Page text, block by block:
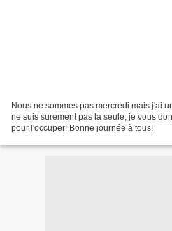
Nous ne sommes pas mercredi mais j'ai
ne suis surement pas la seule, je vous
pour l'occuper! Bonne journée à tous!